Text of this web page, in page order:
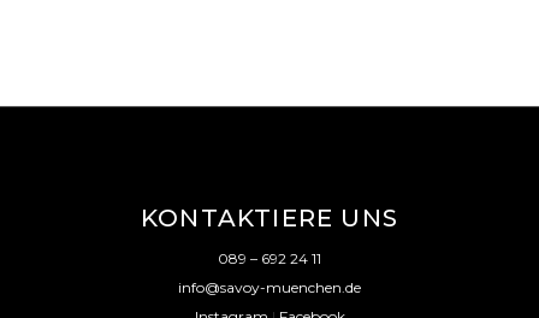
KONTAKTIERE UNS
089 – 692 24 11
info@savoy-muenchen.de